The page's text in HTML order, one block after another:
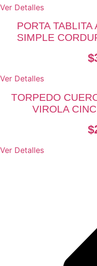
Ver Detalles
PORTA TABLITA
SIMPLE
$
Ver Detalles
TORPEDO
VIROLA
$
Ver Detalles